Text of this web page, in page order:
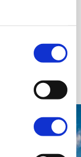
viaggiare in
come